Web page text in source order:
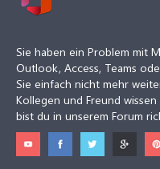
Sie haben ein Problem mit
Outlook, Access, Teams
Sie einfach nicht mehr
Kollegen und Freund
bist du in unserem Forum